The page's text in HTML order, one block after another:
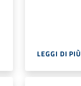
LEGGI DI PIÙ